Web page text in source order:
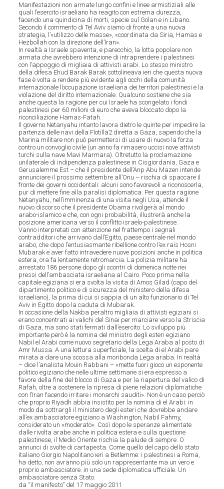
Manifestazioni non armate lungo confini e linee armistiziali alle
quali l’esercito israeliano ha reagito con estrema durezza,
facendo una quindicina di morti, specie sul Golan e in Libano.
Secondo il commento di Tel Aviv siamo di fronte a una nuova
strategia, l’«utilizzo delle masse», «coordinata da Siria, Hamas e
Hezbollah con la direzione dell’Iran».
In realtà a Israele spaventa, e parecchio, la lotta popolare non
armata che avrebbero intenzione di intraprendere i palestinesi
con l’appoggio di migliaia di attivisti arabi. Lo stesso ministro
della difesa Ehud Barak Barak sottolineava ieri che questa nuova
fase è volta a rendere più evidente agli occhi della comunità
internazionale l’occupazione israeliana dei territori palestinesi e la
violazione del diritto internazionale. Qualcuno sostiene che sia
anche questa la ragione per cui Israele ha scongelato i fondi
palestinesi per 60 milioni di euro che aveva bloccato dopo la
riconciliazione Hamas-Fatah.
Il governo Netanyahu intanto lavora dietro le quinte per impedire la
partenza delle navi della Flotilla2 diretta a Gaza, sapendo che la
Marina militare non può permettersi di usare di nuovo la forza
contro un convoglio civile (un anno fa rimasero uccisi nove attivisti
turchi sulla nave Mavi Marmara). Oltretutto la proclamazione
unilaterale di indipendenza palestinese in Cisgiordania, Gaza e
Gerusalemme Est – che il presidente dell’Anp Abu Mazen intende
annunciare il prossimo settembre all’Onu – rischia di spaccare il
fronte dei governi occidentali: alcuni sono favorevoli a riconoscerla,
pur di mettere fine alla paralisi diplomatica. Per questa ragione
Netanyahu, nell’imminenza di una visita negli Usa, attende il
nuovo discorso che il presidente Obama rivolgerà al mondo
arabo-islamico e che, con ogni probabilità, illustrerà anche la
posizione americana verso il conflitto israelo-palestinese.
Vanno interpretati con attenzione nel frattempo i segnali
contradditori che arrivano dall’Egitto, paese centrale nel mondo
arabo, che dopo l’entusiasmante ribellione contro l’ex rais Hosni
Mubarak e aver fatto intravedere nuove posizioni anche in politica
estera, ora fa lentamente retromarcia. La polizia militare ha
arrestato 186 persone dopo gli scontri di domenica notte nei
pressi dell’ambasciata israeliana al Cairo. Poco prima nella
capitale egiziana si era svolta la visita di Amos Gilad (capo del
dipartimento politico e di sicurezza del ministero della difesa
israeliano), la prima di cui si sappia di un alto funzionario di Tel
Aviv in Egitto dopo la caduta di Mubarak.
In occasione della Nakba peraltro migliaia di attivisti egiziani si
erano concentrati ai valichi del Sinai per marciare verso la Striscia
di Gaza, ma sono stati fermati dall’esercito. Lo sviluppo più
importante però è la nomina del ministro degli esteri egiziano
Nabil el Arabi come nuovo segretario della Lega Araba al posto di
Amr Mussa. A una lettura superficiale, la scelta di el Arabi pare
mirata a dare una scossa alla moribonda Lega araba. In realtà
– dice l’analista Mouin Rabbani – «mette fuori gioco un esponente
politico egiziano che nelle ultime settimane si era espresso a
favore della fine del blocco di Gaza e per la riapertura del valico di
Rafah, oltre a sostenere la ripresa di piene relazioni diplomatiche
con l’Iran facendo irritare i monarchi sauditi». Non è un caso perciò
che proprio Riyadh abbia insistito per la nomina di el Arabi: in
modo da sottrargli il ministero degli esteri che dovrebbe andare
all’ex ambasciatore egiziano a Washington, Nabil Fahmy,
considerato un «moderato». Così dopo le speranze alimentate
dalle rivolta arabe anche in politica estera e sulla questione
palestinese, il Medio Oriente rischia la palude di sempre. O
annunci di svolte di cartapesta. Come quello del capo dello stato
italiano Giorgio Napolitano ieri a Betlemme: i palestinesi a Roma,
ha detto, non avranno più solo un rappresentante ma un vero e
proprio ambasciatore. in una sede diplomatica ufficiale. Un
ambasciatore senza Stato.
da “il manifesto” del 17 maggio 2011